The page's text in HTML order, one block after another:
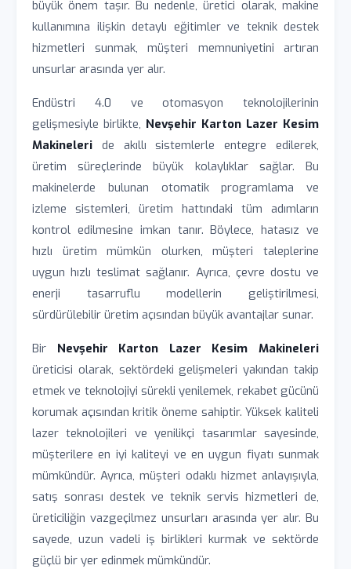
büyük önem taşır. Bu nedenle, üretici olarak, makine
kullanımına ilişkin detaylı eğitimler ve teknik destek
hizmetleri sunmak, müşteri memnuniyetini artıran
unsurlar arasında yer alır.
Endüstri 4.0 ve otomasyon teknolojilerinin
gelişmesiyle birlikte, Nevşehir Karton Lazer Kesim
Makineleri de akıllı sistemlerle entegre edilerek,
üretim süreçlerinde büyük kolaylıklar sağlar. Bu
makinelerde bulunan otomatik programlama ve
izleme sistemleri, üretim hattındaki tüm adımların
kontrol edilmesine imkan tanır. Böylece, hatasız ve
hızlı üretim mümkün olurken, müşteri taleplerine
uygun hızlı teslimat sağlanır. Ayrıca, çevre dostu ve
enerji tasarruflu modellerin geliştirilmesi,
sürdürülebilir üretim açısından büyük avantajlar sunar.
Bir Nevşehir Karton Lazer Kesim Makineleri
üreticisi olarak, sektördeki gelişmeleri yakından takip
etmek ve teknolojiyi sürekli yenilemek, rekabet gücünü
korumak açısından kritik öneme sahiptir. Yüksek kaliteli
lazer teknolojileri ve yenilikçi tasarımlar sayesinde,
müşterilere en iyi kaliteyi ve en uygun fiyatı sunmak
mümkündür. Ayrıca, müşteri odaklı hizmet anlayışıyla,
satış sonrası destek ve teknik servis hizmetleri de,
üreticiliğin vazgeçilmez unsurları arasında yer alır. Bu
sayede, uzun vadeli iş birlikleri kurmak ve sektörde
güçlü bir yer edinmek mümkündür.